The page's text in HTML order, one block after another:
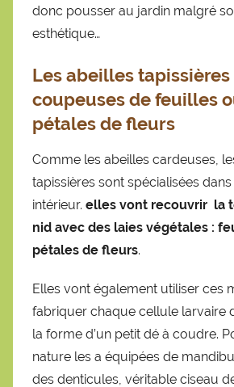
donc pousser au jardin malgré
esthétique…
Les abeilles tapissières
coupeuses de feuilles
pétales de fleurs
Comme les abeilles cardeuses,
tapissières sont spécialisées
intérieur. elles vont recouvrir la
nid avec des laies végétales :
pétales de fleurs.
Elles vont également utiliser ces
fabriquer chaque cellule larvaire
la forme d’un petit dé à coudre.
nature les a équipées de
des denticules, véritable ciseau